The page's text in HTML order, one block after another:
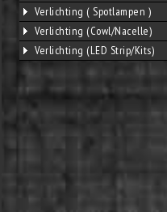
Verlichting ( Spotlampen )
Verlichting (Cowl/Nacelle)
Verlichting (LED Strip/Kits)